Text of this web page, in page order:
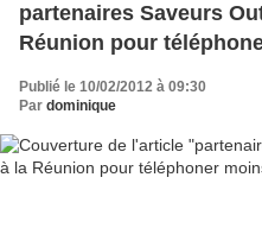
partenaires Saveurs
Réunion pour
Publié le 10/02/2012 à 09:30
Par dominique